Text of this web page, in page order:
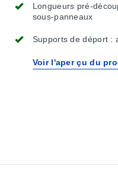
Longueurs pré-
sous-panneaux
Supports de déport :
Voir l'aper çu du